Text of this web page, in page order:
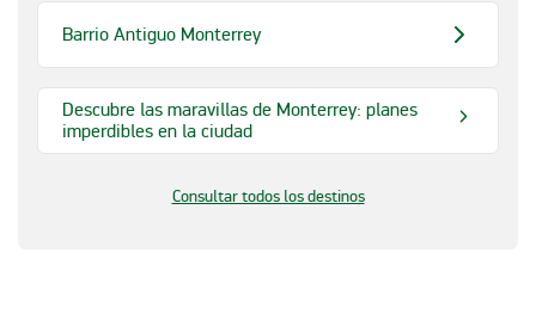
Barrio Antiguo Monterrey
Descubre las maravillas de Monterrey: planes
imperdibles en la ciudad
Consultar todos los destinos